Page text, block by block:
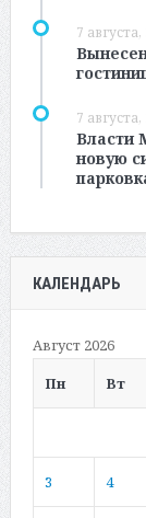
7
7
Власти
новую
КАЛЕНДАРЬ
Август 2026
Пн
Вт
3 4